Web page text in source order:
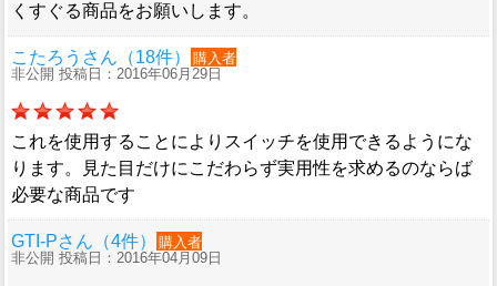
くすぐる商品をお願いします。
こたろうさん（18件）
購入者
非公開 投稿日：2016年06月29日
これを使用することによりスイッチを使用できるようにな
ります。見た目だけにこだわらず実用性を求めるのならば
必要な商品です
GTI-Pさん（4件）
購入者
非公開 投稿日：2016年04月09日